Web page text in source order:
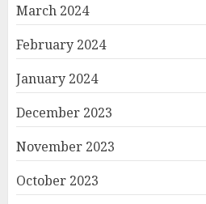
March 2024
February 2024
January 2024
December 2023
November 2023
October 2023